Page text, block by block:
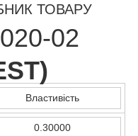
ТОВАРУ
02
)
Властивість
0.30000